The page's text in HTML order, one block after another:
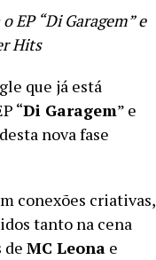
EP “Di Garagem” e
Hits
que já está
“Di Garagem” e
nova fase
conexões criativas,
tanto na cena
de MC Leona e